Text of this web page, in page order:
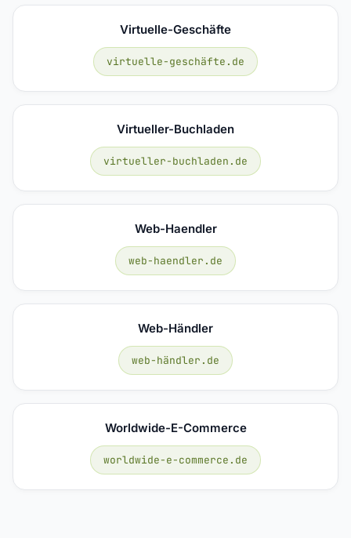
Virtuelle-Geschäfte
virtuelle-geschäfte.de
Virtueller-Buchladen
virtueller-buchladen.de
Web-Haendler
web-haendler.de
Web-Händler
web-händler.de
Worldwide-E-Commerce
worldwide-e-commerce.de